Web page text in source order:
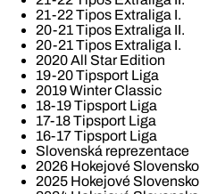
21-22 Tipos Extraliga I.
20-21 Tipos Extraliga II.
20-21 Tipos Extraliga I.
2020 All Star Edition
19-20 Tipsport Liga
2019 Winter Classic
18-19 Tipsport Liga
17-18 Tipsport Liga
16-17 Tipsport Liga
Slovenská reprezentace
2026 Hokejové Slovensko
2025 Hokejové Slovensko